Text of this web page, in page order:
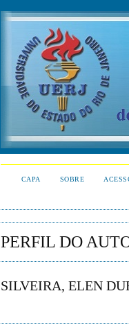
CAPA SOBRE
PERFIL DO
SILVEIRA, ELEN